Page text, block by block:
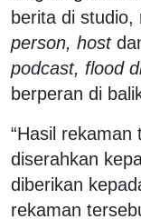
berita di
person, host
podcast, flood
berperan di
“Hasil rekaman
diserahkan
diberikan
rekaman